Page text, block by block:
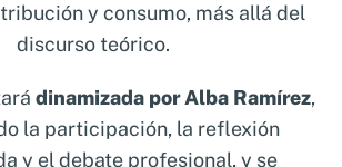
el pensamiento crítico y la
, generando debate
actuales y futuros del sector
intercambio de experiencias
y consumo, más allá del
discurso teórico.
dinamizada por Alba Ramírez,
la participación, la reflexión
y el debate profesional, y se